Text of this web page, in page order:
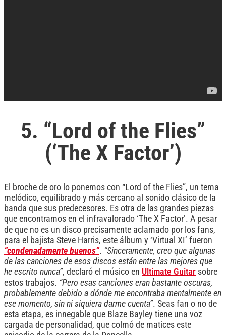
5. “Lord of the Flies”
(‘The X Factor’)
El broche de oro lo ponemos con “Lord of the Flies”, un tema
melódico, equilibrado y más cercano al sonido clásico de la
banda que sus predecesores. Es otra de las grandes piezas
que encontramos en el infravalorado ‘The X Factor’. A pesar
de que no es un disco precisamente aclamado por los fans,
para el bajista Steve Harris, este álbum y ‘Virtual XI’ fueron
“condenadamente buenos”. “Sinceramente, creo que algunas
de las canciones de esos discos están entre las mejores que
he escrito nunca”, declaró el músico en Ultimate Guitar sobre
estos trabajos. “Pero esas canciones eran bastante oscuras,
probablemente debido a dónde me encontraba mentalmente en
ese momento, sin ni siquiera darme cuenta”. Seas fan o no de
esta etapa, es innegable que Blaze Bayley tiene una voz
cargada de personalidad, que colmó de matices este